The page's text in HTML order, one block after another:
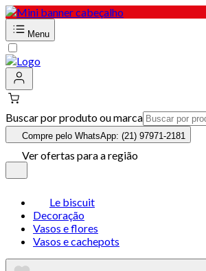
Menu
Buscar por produto ou marca
Compre pelo WhatsApp: (21) 97971-2181
Ver ofertas para a região
Le biscuit
Decoração
Vasos e flores
Vasos e cachepots